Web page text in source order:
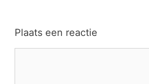
Plaats een reactie